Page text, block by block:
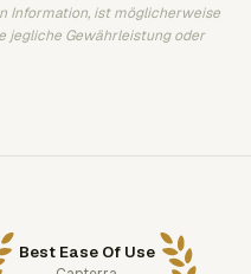
Information, ist möglicherweise
jegliche Gewährleistung oder
Best Ease Of Use